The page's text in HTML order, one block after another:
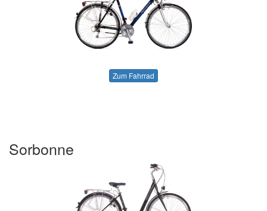
Zum Fahrrad
Sorbonne